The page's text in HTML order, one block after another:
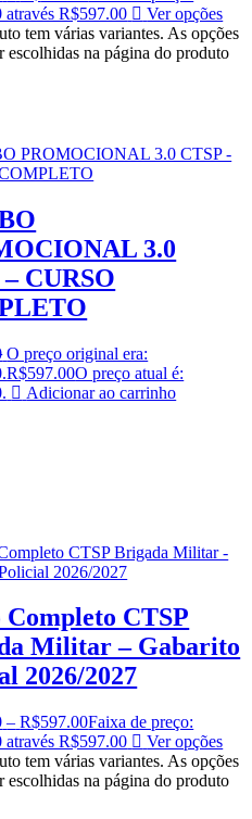
através R$597.00
Ver opções
tem várias variantes. As opções
escolhidas na página do produto
3.0
CURSO
O preço original era:
R$597.00O preço atual é:
Adicionar ao carrinho
Completo CTSP
Militar – Gabarito
2026/2027
– R$597.00Faixa de preço:
através R$597.00
Ver opções
tem várias variantes. As opções
escolhidas na página do produto